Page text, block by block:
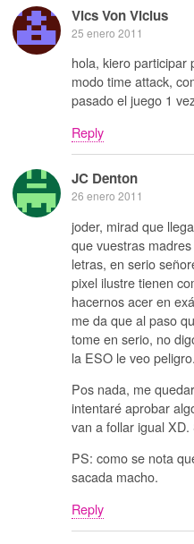
Vics Von Vicius
25 enero 2011
hola, kiero participar
modo time attack,
pasado el juego 1
Reply
JC Denton
26 enero 2011
joder, mirad que
que vuestras
letras, en serio
pixel ilustre tienen
hacernos acer en
me da que al paso
tome en serio, no
la ESO le veo peligro.
Pos nada, me
intentaré aprobar
van a follar igual
PS: como se nota
sacada macho.
Reply